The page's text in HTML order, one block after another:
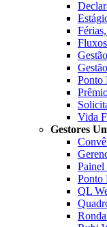
Ponto
Vida
Gestores
Painel
Ponto
QL